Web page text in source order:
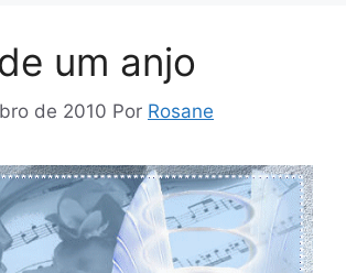
um anjo
de 2010 Por Rosane